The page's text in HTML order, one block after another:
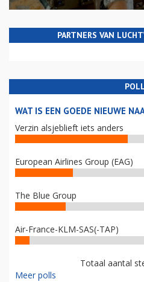
PARTNERS VAN
POLL
WAT IS EEN GOEDE NIEUWE
Verzin alsjeblieft iets anders
European Airlines Group (EAG)
The Blue Group
Air-France-KLM-SAS(-TAP)
Totaal aantal
Meer polls